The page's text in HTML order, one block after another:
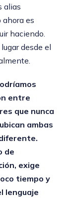
alias
ahora es
haciendo.
desde el
entre
que nunca
ambas
de
exige
tiempo y
lenguaje